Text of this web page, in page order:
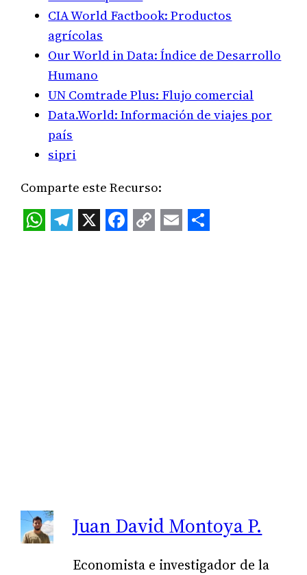
CIA World Factbook: Productos
agrícolas
Our World in Data: Índice de Desarrollo
Humano
UN Comtrade Plus: Flujo comercial
Data.World: Información de viajes por
país
sipri
Comparte este Recurso:
Juan David Montoya P.
Economista e investigador de la